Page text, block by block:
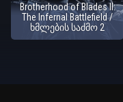
Brotherhood of Blades II:
The Infernal Battlefield /
ხმლების საძმო 2